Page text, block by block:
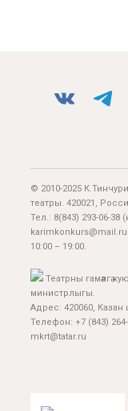
© 2010-2025
театры. 420021,
Тел.: 8(843) 293-06-38
karimkonkurs@mail.ru
10:00 – 19:00.
Театрны гамәлгә
министрлыгы.
Адрес: 420060, Казан
Телефон: +7 (843) 264-
mkrt@tatar.ru